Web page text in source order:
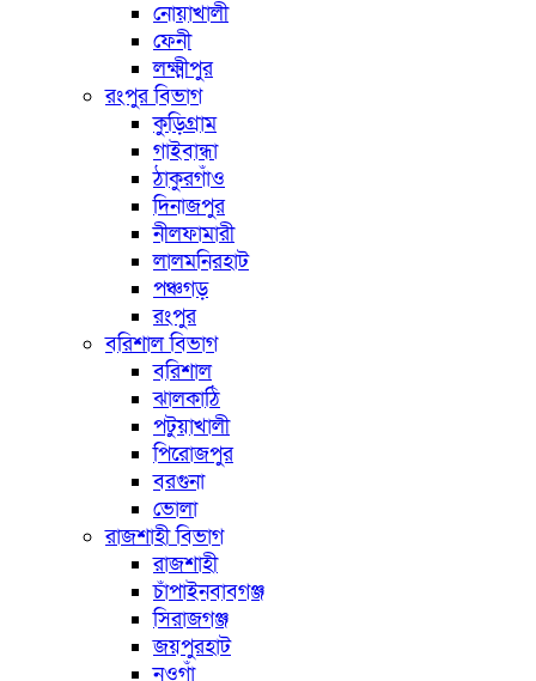
নোয়াখালী
ফেনী
লক্ষ্মীপুর
রংপুর বিভাগ
কুড়িগ্রাম
গাইবান্ধা
ঠাকুরগাঁও
দিনাজপুর
নীলফামারী
লালমনিরহাট
পঞ্চগড়
রংপুর
বরিশাল বিভাগ
বরিশাল
ঝালকাঠি
পটুয়াখালী
পিরোজপুর
বরগুনা
ভোলা
রাজশাহী বিভাগ
রাজশাহী
চাঁপাইনবাবগঞ্জ
সিরাজগঞ্জ
জয়পুরহাট
নওগাঁ